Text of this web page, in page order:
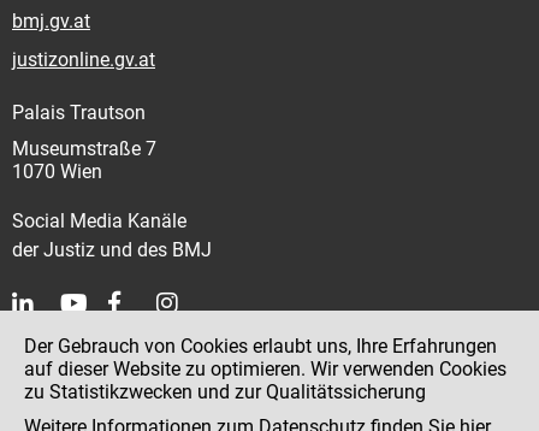
bmj.gv.at
justizonline.gv.at
Palais Trautson
Museumstraße 7
1070 Wien
Social Media Kanäle
der Justiz und des BMJ
Kontakt
Impressum
Der Gebrauch von Cookies erlaubt uns, Ihre Erfahrungen
auf dieser Website zu optimieren. Wir verwenden Cookies
zu Statistikzwecken und zur Qualitätssicherung